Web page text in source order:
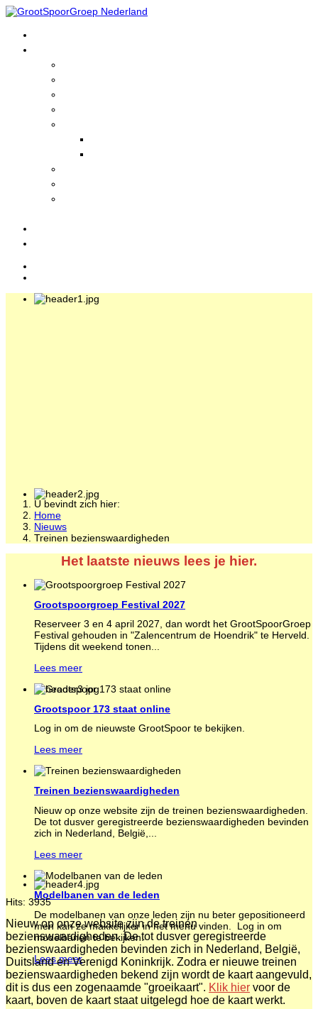
U bevindt zich hier:
Home
Nieuws
Treinen bezienswaardigheden
Het laatste nieuws lees je hier.
Grootspoorgroep Festival 2027
Reserveer 3 en 4 april 2027, dan wordt het GrootSpoorGroep
Festival gehouden in "Zalencentrum de Hoendrik" te Herveld.
Tijdens dit weekend tonen...
Lees meer
Grootspoor 173 staat online
Log in om de nieuwste GrootSpoor te bekijken.
Lees meer
Treinen bezienswaardigheden
Nieuw op onze website zijn de treinen bezienswaardigheden.
De tot dusver geregistreerde bezienswaardigheden bevinden
zich in Nederland, België,...
Lees meer
Modelbanen van de leden
De modelbanen van onze leden zijn nu beter gepositioneerd
men kan ze makkelijker in het menu vinden. Log in om
modelbanen te bekijken.
Lees meer
Hits: 3935
Nieuw op onze website zijn de treinen
bezienswaardigheden. De tot dusver geregistreerde
bezienswaardigheden bevinden zich in Nederland, België,
Duitsland en Verenigd Koninkrijk. Zodra er nieuwe treinen
bezienswaardigheden bekend zijn wordt de kaart aangevuld,
dit is dus een zogenaamde "groeikaart". Klik hier voor de
kaart, boven de kaart staat uitgelegd hoe de kaart werkt.